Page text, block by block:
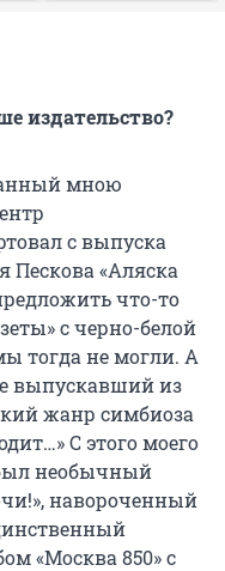
издательство?
мною
с выпуска
Пескова «Аляска
что-то
с черно-белой
тогда не могли. А
выпускавший из
жанр симбиоза
С этого моего
необычный
навороченный
«Москва 850» с